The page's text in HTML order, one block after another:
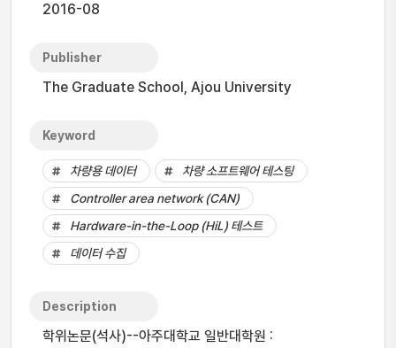
2016-08
Publisher
The Graduate School, Ajou University
Keyword
차량용 데이터
차량 소프트웨어 테스팅
Controller area network (CAN)
Hardware-in-the-Loop (HiL) 테스트
데이터 수집
Description
학위논문(석사)--아주대학교 일반대학원 :